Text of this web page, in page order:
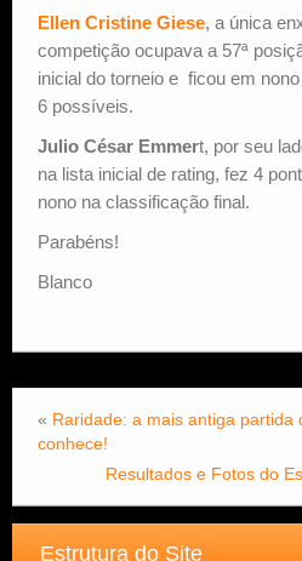
Ellen Cristine Giese, a única
competição ocupava a 57ª
inicial do torneio e ficou em
6 possíveis.
Julio César Emmert, por seu
na lista inicial de rating, fez 4
nono na classificação final.
Parabéns!
Blanco
« Raridade: a mais antiga partida
conhece!
Resultados e Fotos do
Estrutura do Site